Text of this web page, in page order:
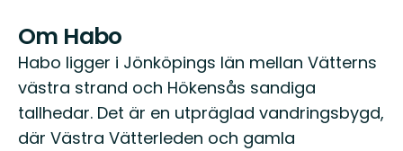
Om Habo
Habo ligger i Jönköpings län mellan Vätterns
västra strand och Hökensås sandiga
tallhedar. Det är en utpräglad vandringsbygd,
där Västra Vätterleden och gamla